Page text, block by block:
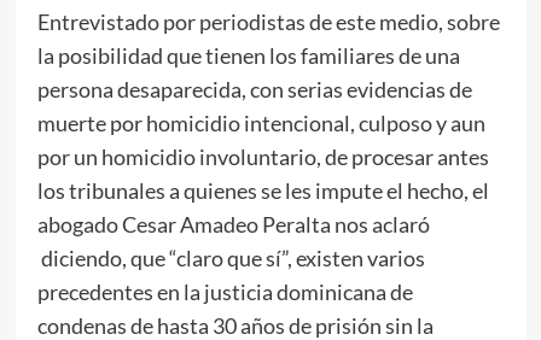
Entrevistado por periodistas de este medio, sobre
la posibilidad que tienen los familiares de una
persona desaparecida, con serias evidencias de
muerte por homicidio intencional, culposo y aun
por un homicidio involuntario, de procesar antes
los tribunales a quienes se les impute el hecho, el
abogado Cesar Amadeo Peralta nos aclaró
diciendo, que “claro que sí”, existen varios
precedentes en la justicia dominicana de
condenas de hasta 30 años de prisión sin la